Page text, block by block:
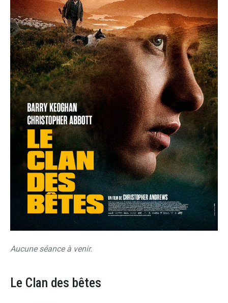
Aucune séance à venir.
Le Clan des bêtes